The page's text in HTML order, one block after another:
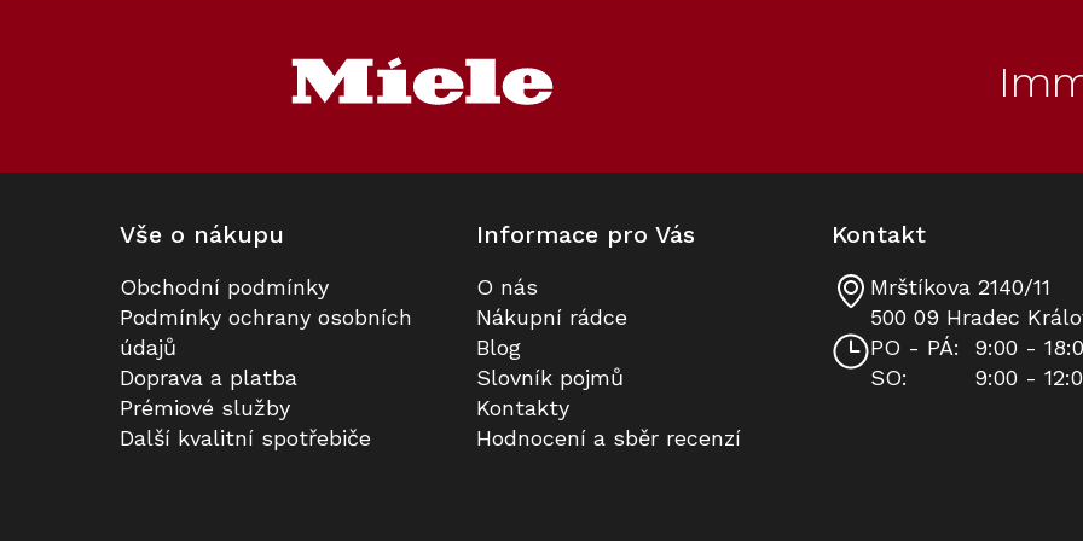
Indukční deska MIELE KM 7474
FL
Skladem
45 990 Kč
Indukční deska MIELE KM 7564
Skladem v Miele
47 990 Kč
Prodloužená záruka na 5 let
K dispozici
3 990 Kč
Prodloužená záruka na 10 let
K dispozici
8 490 Kč
Vše o nákupu
Obchodní podmínky
Podmínky ochrany osobních
údajů
Doprava a platba
Prémiové služby
Další kvalitní spotřebiče
Informace pro Vás
O nás
Nákupní rádce
Blog
Slovník pojmů
Kontakty
Hodnocení a sběr recenzí
Kontakt
Mrštíkova 2140/11
500 09 Hradec
PO - PÁ:
9:00 -
SO:
9:00 -